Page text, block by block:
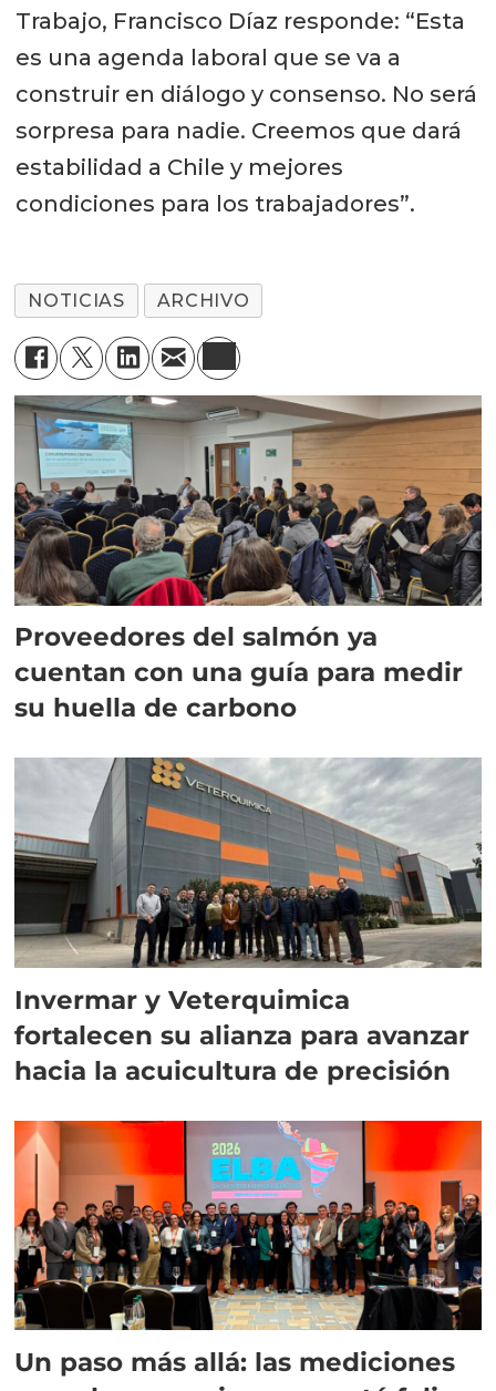
Trabajo, Francisco Díaz responde: “Esta
es una agenda laboral que se va a
construir en diálogo y consenso. No será
sorpresa para nadie. Creemos que dará
estabilidad a Chile y mejores
condiciones para los trabajadores”.
NOTICIAS ARCHIVO
Proveedores del salmón ya
cuentan con una guía para medir
su huella de carbono
Invermar y Veterquimica
fortalecen su alianza para avanzar
hacia la acuicultura de precisión
Un paso más allá: las mediciones